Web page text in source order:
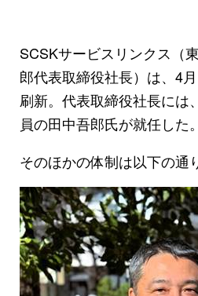
SCSKサービスリンクス（
郎代表取締役社長）は、4
刷新。代表取締役社長には
員の田中吾郎氏が就任した。
そのほかの体制は以下の通